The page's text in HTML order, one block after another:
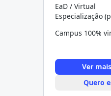
EaD / Virtual
Campus 100%
Ver
Quero